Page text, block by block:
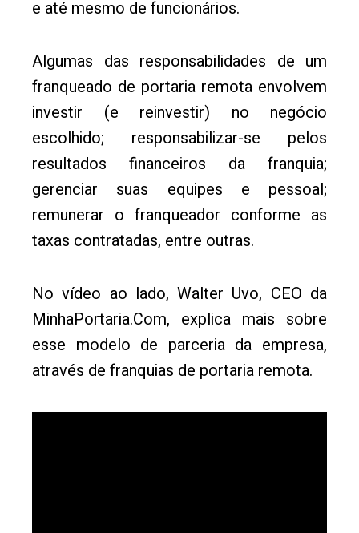
e até mesmo de funcionários.
Algumas das responsabilidades de um
franqueado de portaria remota envolvem
investir (e reinvestir) no negócio
escolhido; responsabilizar-se pelos
resultados financeiros da franquia;
gerenciar suas equipes e pessoal;
remunerar o franqueador conforme as
taxas contratadas, entre outras.
No vídeo ao lado, Walter Uvo, CEO da
MinhaPortaria.Com, explica mais sobre
esse modelo de parceria da empresa,
através de franquias de portaria remota.